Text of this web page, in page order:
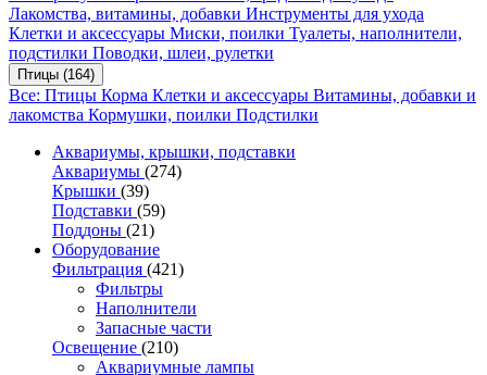
Лакомства, витамины, добавки Инструменты для ухода
Клетки и аксессуары Миски, поилки Туалеты, наполнители,
подстилки Поводки, шлеи, рулетки
Птицы (164)
Все: Птицы Корма Клетки и аксессуары Витамины, добавки и
лакомства Кормушки, поилки Подстилки
Аквариумы, крышки, подставки
Аквариумы (274)
Крышки (39)
Подставки (59)
Поддоны (21)
Оборудование
Фильтрация (421)
Фильтры
Наполнители
Запасные части
Освещение (210)
Аквариумные лампы